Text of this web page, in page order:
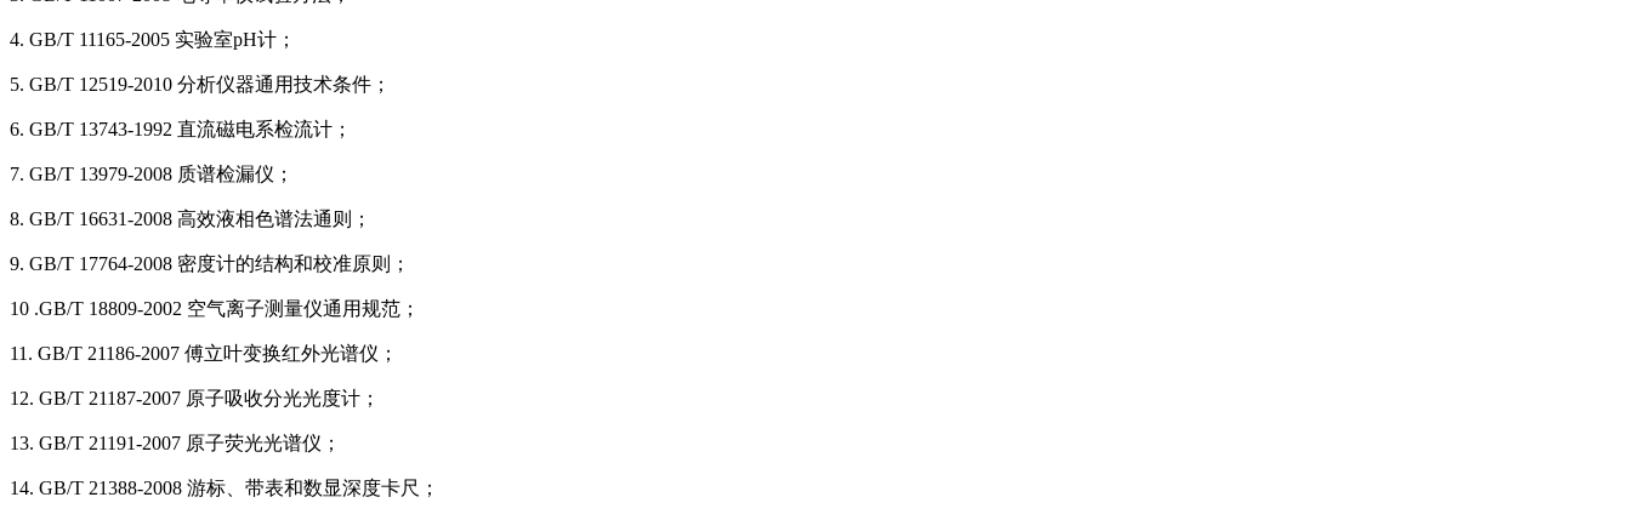
4. GB/T 11165-2005 实验室pH计；
5. GB/T 12519-2010 分析仪器通用技术条件；
6. GB/T 13743-1992 直流磁电系检流计；
7. GB/T 13979-2008 质谱检漏仪；
8. GB/T 16631-2008 高效液相色谱法通则；
9. GB/T 17764-2008 密度计的结构和校准原则；
10 .GB/T 18809-2002 空气离子测量仪通用规范；
11. GB/T 21186-2007 傅立叶变换红外光谱仪；
12. GB/T 21187-2007 原子吸收分光光度计；
13. GB/T 21191-2007 原子荧光光谱仪；
14. GB/T 21388-2008 游标、带表和数显深度卡尺；